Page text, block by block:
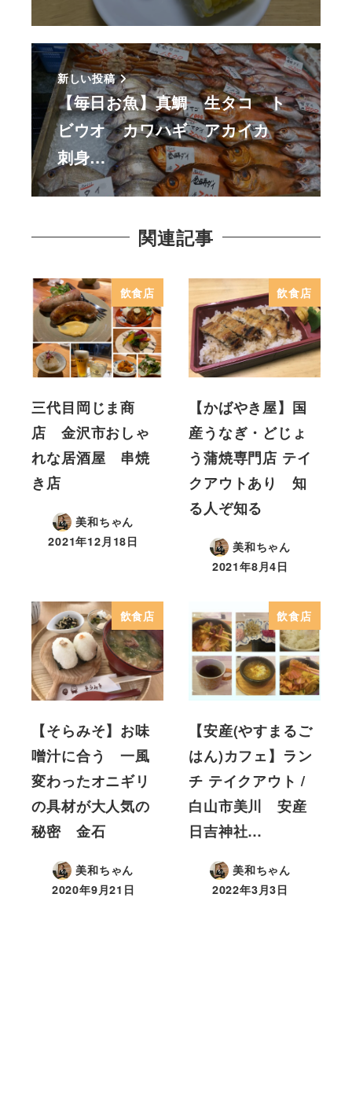
新しい投稿
【毎日お魚】真鯛 生タコ ト
ビウオ カワハギ アカイカ
刺身…
関連記事
飲食店
三代目岡じま商
店 金沢市おしゃ
れな居酒屋 串焼
き店
美和ちゃん
2021年12月18日
飲食店
【かばやき屋】国
産うなぎ・どじょ
う蒲焼専門店 テイ
クアウトあり 知
る人ぞ知る
美和ちゃん
2021年8月4日
飲食店
【そらみそ】お味
噌汁に合う 一風
変わったオニギリ
の具材が大人気の
秘密 金石
美和ちゃん
2020年9月21日
飲食店
【安産(やすまるご
はん)カフェ】ラン
チ テイクアウト /
白山市美川 安産
日吉神社…
美和ちゃん
2022年3月3日